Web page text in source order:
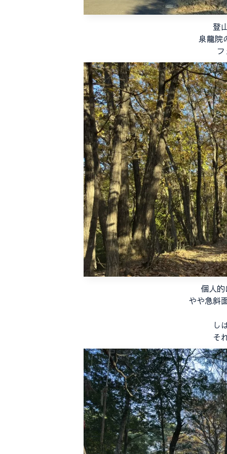
登
泉龍院
個人
やや急斜
し
そ